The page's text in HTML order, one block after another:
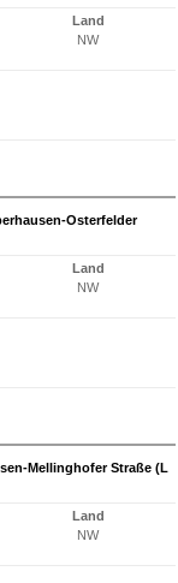
Land
NW
Osterfelder
Land
NW
Mellinghofer Straße (L
Land
NW